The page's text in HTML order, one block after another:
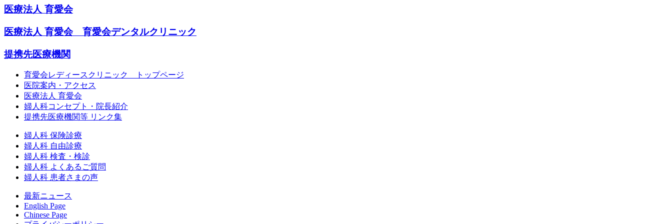
医療法人 育愛会
医療法人 育愛会 育愛会デンタルクリニック
提携先医療機関
育愛会レディースクリニック トップページ
医院案内・アクセス
医療法人 育愛会
婦人科コンセプト・院長紹介
提携先医療機関等 リンク集
婦人科 保険診療
婦人科 自由診療
婦人科 検査・検診
婦人科 よくあるご質問
婦人科 患者さまの声
最新ニュース
English Page
Chinese Page